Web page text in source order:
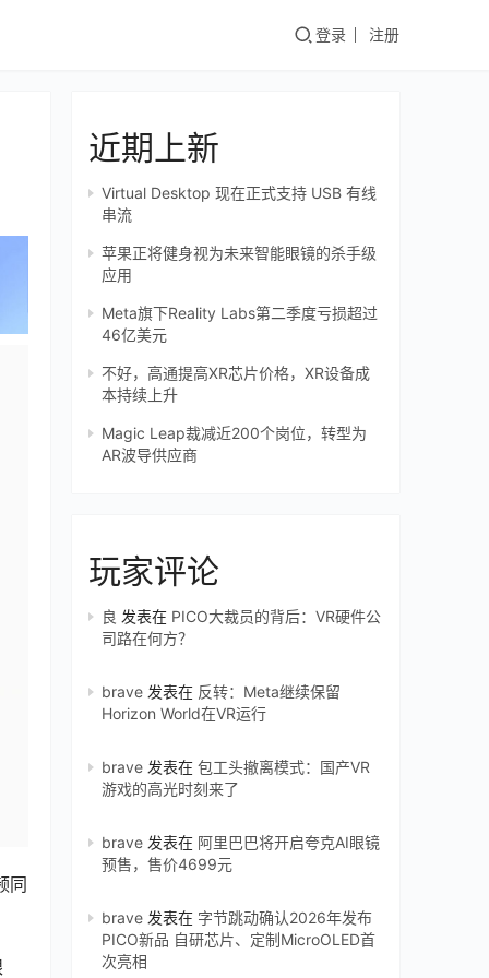
登录 注册
同
近期上新
Virtual Desktop 现在正式支持 USB 有线
串流
苹果正将健身视为未来智能眼镜的杀手级
应用
Meta旗下Reality Labs第二季度亏损超过
46亿美元
不好，高通提高XR芯片价格，XR设备成
本持续上升
Magic Leap裁减近200个岗位，转型为
AR波导供应商
玩家评论
良 发表在 PICO大裁员的背后：VR硬件公
司路在何方？
brave 发表在 反转：Meta继续保留
Horizon World在VR运行
brave 发表在 包工头撤离模式：国产VR
游戏的高光时刻来了
brave 发表在 阿里巴巴将开启夸克AI眼镜
预售，售价4699元
brave 发表在 字节跳动确认2026年发布
PICO新品 自研芯片、定制MicroOLED首
次亮相